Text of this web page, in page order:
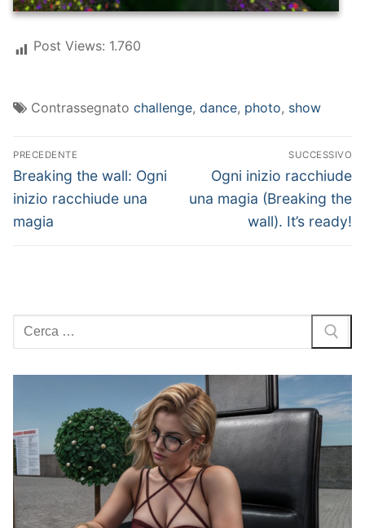
Post Views: 1.760
Contrassegnato challenge, dance, photo, show
Navigazione
articoli
PRECEDENTE
Articolo
precedente:
Breaking the wall: Ogni
inizio racchiude una
magia
SUCCESSIVO
Articolo
successivo:
Ogni inizio racchiude
una magia (Breaking the
wall). It’s ready!
Cerca: